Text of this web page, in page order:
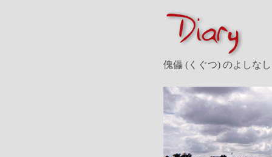
傀儡 (くぐつ) のよしな